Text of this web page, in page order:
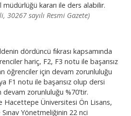
müdürlüğü kararı ile ders alabilir.
30267 sayılı Resmi Gazete)
dördüncü fıkrası kapsamında
hariç, F2, F3 notu ile başarısız
öğrenciler için devam zorunluluğu
F1 notu ile başarısız olup dersi
zorunluluğu %70’tir.
Hacettepe Üniversitesi Ön Lisans,
Yönetmeliğinin 22 nci